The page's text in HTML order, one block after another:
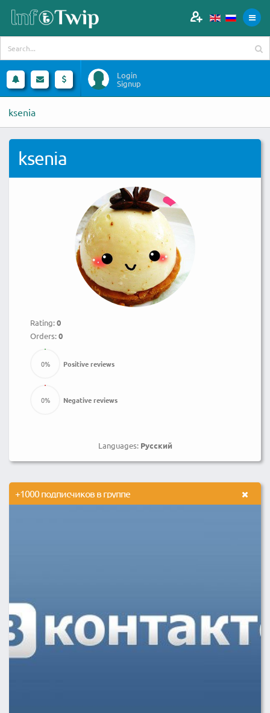
Login
Signup
ksenia
ksenia
Rating:0
Orders:0
Positive reviews
0%
Negative reviews
0%
Languages: Русский
+1000 подписчиков в группе